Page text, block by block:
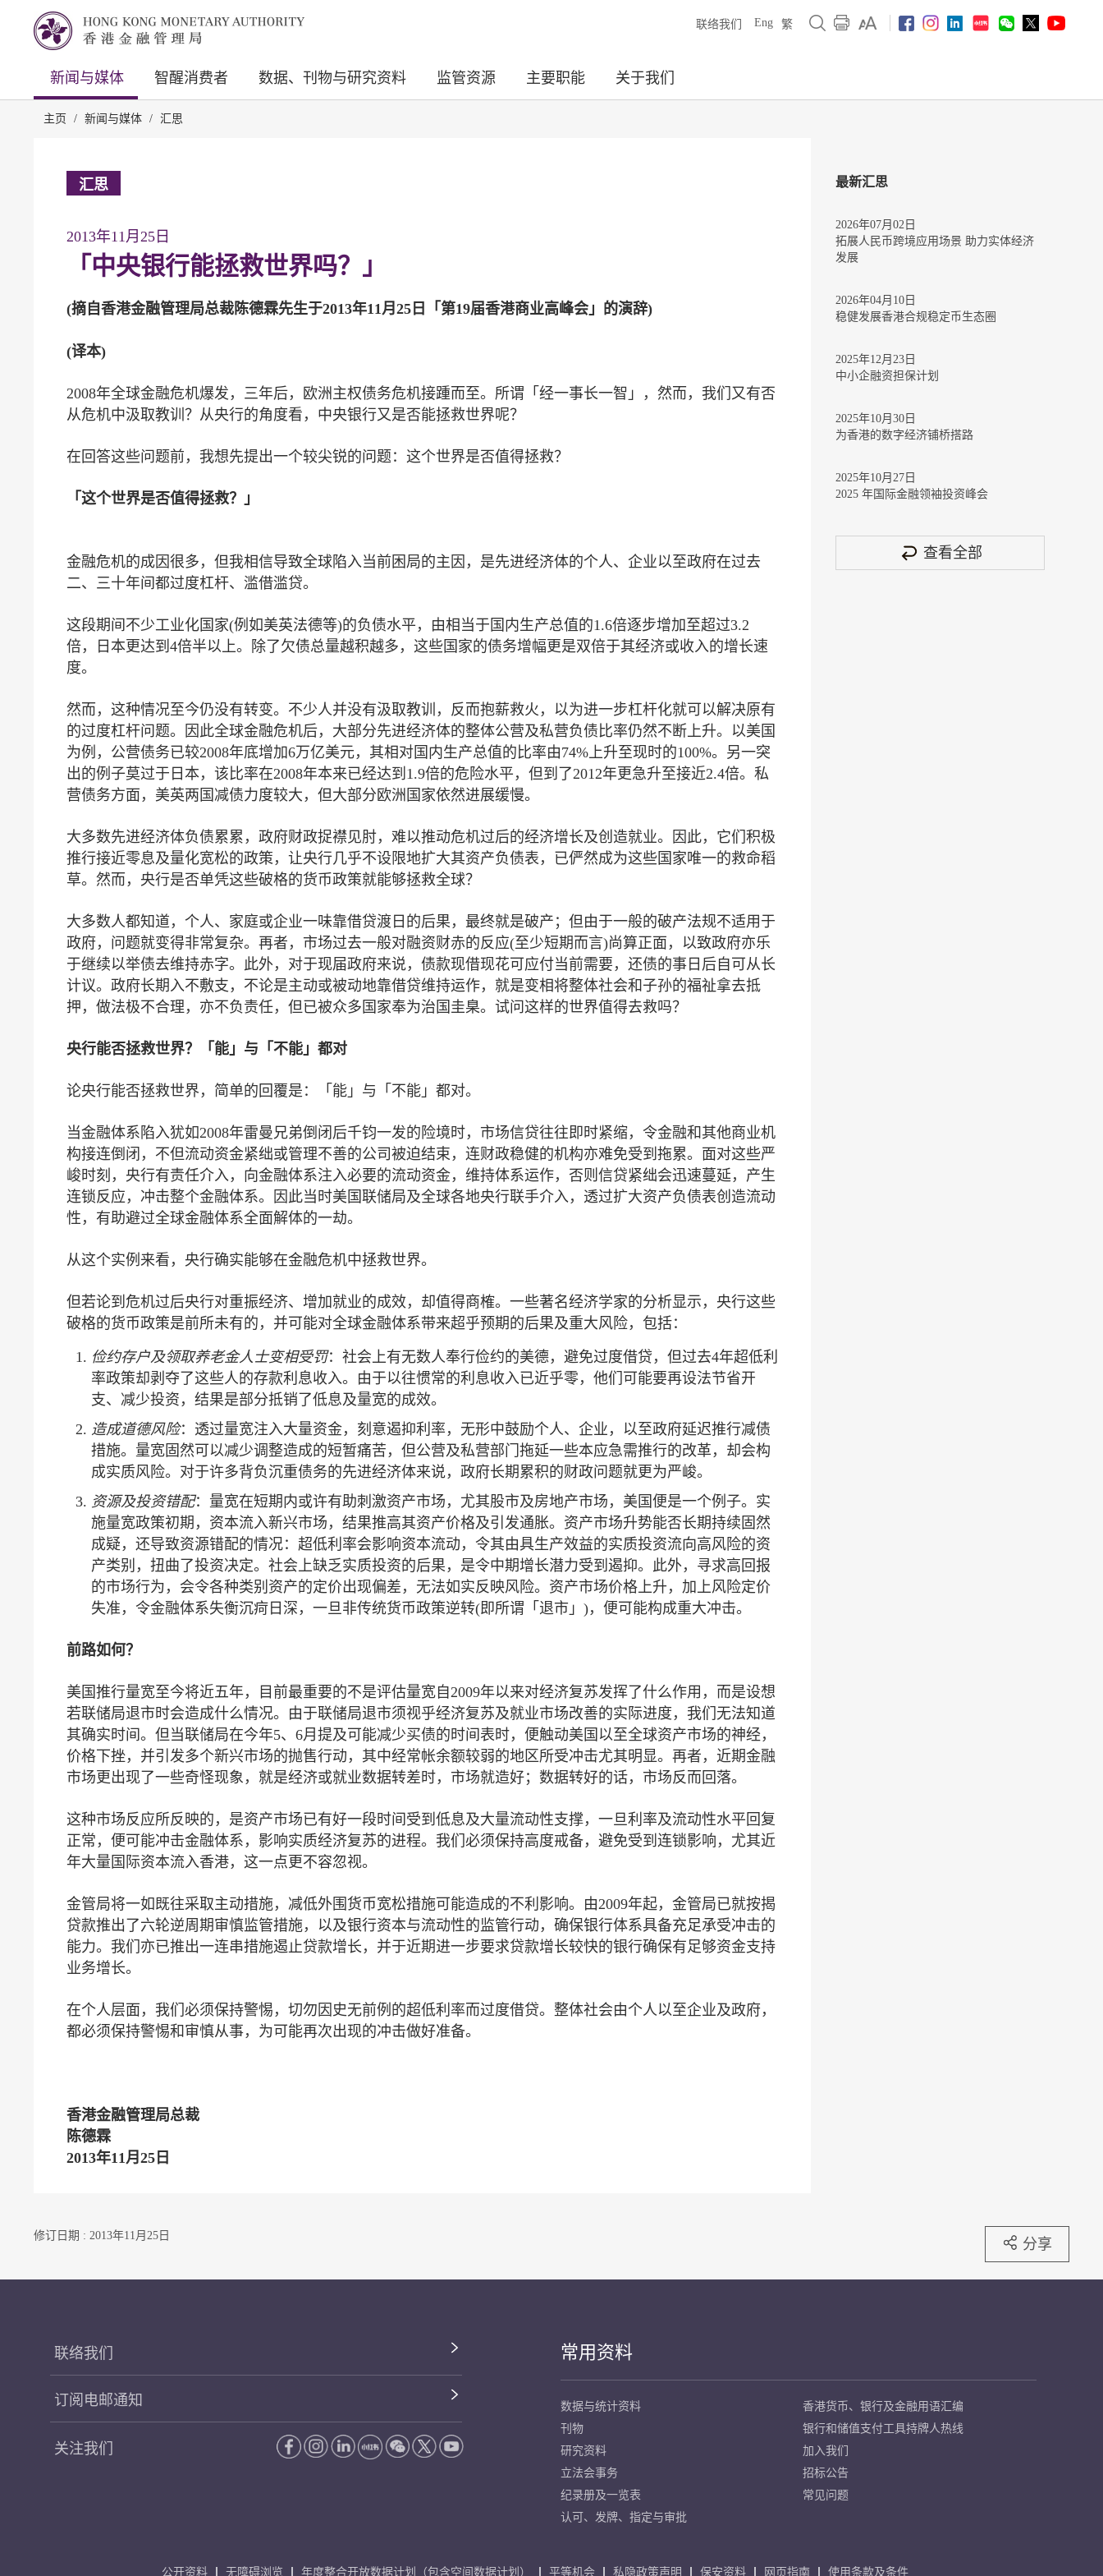
联络我们 Eng 繁
新闻与媒体 智醒消费者 数据、刊物与研究资料 监管资源 主要职能 关于我们
主页 / 新闻与媒体 / 汇思
汇思
2013年11月25日
「中央银行能拯救世界吗？」
(摘自香港金融管理局总裁陈德霖先生于2013年11月25日 「第19届香港商业高峰会」的演辞)
(译本)
2008年全球金融危机爆发，三年后，欧洲主权债务危机接踵而至。所谓「经一事长一智」，然而，我们又有否
从危机中汲取教训？从央行的角度看，中央银行又是否能拯救世界呢？
在回答这些问题前，我想先提出一个较尖锐的问题：这个世界是否值得拯救？
「这个世界是否值得拯救？」
金融危机的成因很多，但我相信导致全球陷入当前困局的主因，是先进经济体的个人、企业以至政府在过去
二、三十年间都过度杠杆、滥借滥贷。
这段期间不少工业化国家(例如美英法德等)的负债水平，由相当于国内生产总值的1.6倍逐步增加至超过3.2
倍，日本更达到4倍半以上。除了欠债总量越积越多，这些国家的债务增幅更是双倍于其经济或收入的增长速
度。
然而，这种情况至今仍没有转变。不少人并没有汲取教训，反而抱薪救火，以为进一步杠杆化就可以解决原有
的过度杠杆问题。因此全球金融危机后，大部分先进经济体的整体公营及私营负债比率仍然不断上升。以美国
为例，公营债务已较2008年底增加6万亿美元，其相对国内生产总值的比率由74%上升至现时的100%。另一突
出的例子莫过于日本，该比率在2008年本来已经达到1.9倍的危险水平，但到了2012年更急升至接近2.4倍。私
营债务方面，美英两国减债力度较大，但大部分欧洲国家依然进展缓慢。
大多数先进经济体负债累累，政府财政捉襟见肘，难以推动危机过后的经济增长及创造就业。因此，它们积极
推行接近零息及量化宽松的政策，让央行几乎不设限地扩大其资产负债表，已俨然成为这些国家唯一的救命稻
草。然而，央行是否单凭这些破格的货币政策就能够拯救全球？
大多数人都知道，个人、家庭或企业一味靠借贷渡日的后果，最终就是破产；但由于一般的破产法规不适用于
政府，问题就变得非常复杂。再者，市场过去一般对融资财赤的反应(至少短期而言)尚算正面，以致政府亦乐
于继续以举债去维持赤字。此外，对于现届政府来说，债款现借现花可应付当前需要，还债的事日后自可从长
计议。政府长期入不敷支，不论是主动或被动地靠借贷维持运作，就是变相将整体社会和子孙的福祉拿去抵
押，做法极不合理，亦不负责任，但已被众多国家奉为治国圭臬。试问这样的世界值得去救吗？
央行能否拯救世界？「能」与「不能」都对
论央行能否拯救世界，简单的回覆是：「能」与「不能」都对。
当金融体系陷入犹如2008年雷曼兄弟倒闭后千钧一发的险境时，市场信贷往往即时紧缩，令金融和其他商业机
构接连倒闭，不但流动资金紧绌或管理不善的公司被迫结束，连财政稳健的机构亦难免受到拖累。面对这些严
峻时刻，央行有责任介入，向金融体系注入必要的流动资金，维持体系运作，否则信贷紧绌会迅速蔓延，产生
连锁反应，冲击整个金融体系。因此当时美国联储局及全球各地央行联手介入，透过扩大资产负债表创造流动
性，有助避过全球金融体系全面解体的一劫。
从这个实例来看，央行确实能够在金融危机中拯救世界。
但若论到危机过后央行对重振经济、增加就业的成效，却值得商榷。一些著名经济学家的分析显示，央行这些
破格的货币政策是前所未有的，并可能对全球金融体系带来超乎预期的后果及重大风险，包括：
俭约存户及领取养老金人士变相受罚：社会上有无数人奉行俭约的美德，避免过度借贷，但过去4年超低利
率政策却剥夺了这些人的存款利息收入。由于以往惯常的利息收入已近乎零，他们可能要再设法节省开
支、减少投资，结果是部分抵销了低息及量宽的成效。
造成道德风险：透过量宽注入大量资金，刻意遏抑利率，无形中鼓励个人、企业，以至政府延迟推行减债
措施。量宽固然可以减少调整造成的短暂痛苦，但公营及私营部门拖延一些本应急需推行的改革，却会构
成实质风险。对于许多背负沉重债务的先进经济体来说，政府长期累积的财政问题就更为严峻。
资源及投资错配：量宽在短期内或许有助刺激资产市场，尤其股市及房地产市场，美国便是一个例子。实
施量宽政策初期，资本流入新兴市场，结果推高其资产价格及引发通胀。资产市场升势能否长期持续固然
成疑，还导致资源错配的情况：超低利率会影响资本流动，令其由具生产效益的实质投资流向高风险的资
产类别，扭曲了投资决定。社会上缺乏实质投资的后果，是令中期增长潜力受到遏抑。此外，寻求高回报
的市场行为，会令各种类别资产的定价出现偏差，无法如实反映风险。资产市场价格上升，加上风险定价
失准，令金融体系失衡沉疴日深，一旦非传统货币政策逆转(即所谓「退市」)，便可能构成重大冲击。
前路如何？
美国推行量宽至今将近五年，目前最重要的不是评估量宽自2009年以来对经济复苏发挥了什么作用，而是设想
若联储局退市时会造成什么情况。由于联储局退市须视乎经济复苏及就业市场改善的实际进度，我们无法知道
其确实时间。但当联储局在今年5、6月提及可能减少买债的时间表时，便触动美国以至全球资产市场的神经，
价格下挫，并引发多个新兴市场的抛售行动，其中经常帐余额较弱的地区所受冲击尤其明显。再者，近期金融
市场更出现了一些奇怪现象，就是经济或就业数据转差时，市场就造好；数据转好的话，市场反而回落。
这种市场反应所反映的，是资产市场已有好一段时间受到低息及大量流动性支撑，一旦利率及流动性水平回复
正常，便可能冲击金融体系，影响实质经济复苏的进程。我们必须保持高度戒备，避免受到连锁影响，尤其近
年大量国际资本流入香港，这一点更不容忽视。
金管局将一如既往采取主动措施，减低外围货币宽松措施可能造成的不利影响。由2009年起，金管局已就按揭
贷款推出了六轮逆周期审慎监管措施，以及银行资本与流动性的监管行动，确保银行体系具备充足承受冲击的
能力。我们亦已推出一连串措施遏止贷款增长，并于近期进一步要求贷款增长较快的银行确保有足够资金支持
业务增长。
在个人层面，我们必须保持警惕，切勿因史无前例的超低利率而过度借贷。整体社会由个人以至企业及政府，
都必须保持警惕和审慎从事，为可能再次出现的冲击做好准备。
香港金融管理局总裁
陈德霖
2013年11月25日
最新汇思
2026年07月02日
拓展人民币跨境应用场景 助力实体经济
发展
2026年04月10日
稳健发展香港合规稳定币生态圈
2025年12月23日
中小企融资担保计划
2025年10月30日
为香港的数字经济铺桥搭路
2025年10月27日
2025 年国际金融领袖投资峰会
查看全部
修订日期 : 2013年11月25日 分享
联络我们
订阅电邮通知
关注我们
常用资料
数据与统计资料
刊物
研究资料
立法会事务
纪录册及一览表
认可、发牌、指定与审批
香港货币、银行及金融用语汇编
银行和储值支付工具持牌人热线
加入我们
招标公告
常见问题
公开资料 无障碍浏览 年度整合开放数据计划（包含空间数据计划） 平等机会 私隐政策声明 保安资料 网页指南 使用条款及条件